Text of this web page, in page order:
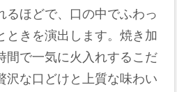
るほどで、口の中でふわっ
ときを演出します。焼き加
間で一気に火入れするこだ
沢な口どけと上質な味わい